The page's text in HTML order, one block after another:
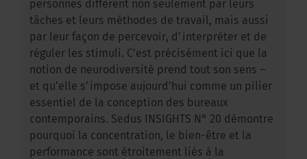
personnes diffèrent non seulement par leurs
tâches et leurs méthodes de travail, mais aussi
par leur façon de percevoir, d’interpréter et de
réguler les stimuli. C’est précisément ici que la
notion de neurodiversité prend tout son sens –
et qu’elle s’impose aujourd’hui comme un pilier
essentiel de la conception des bureaux
contemporains. Sedus INSIGHTS N° 20 démontre
pourquoi la concentration, le bien-être et la
performance sont étroitement liés à la